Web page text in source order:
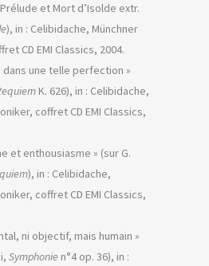
et Mort d’Isolde extr.
), in : Celibidache, Münchner
CD EMI Classics, 2004.
dans une telle perfection »
K. 626), in : Celibidache,
coffret CD EMI Classics,
et enthousiasme » (sur G.
), in : Celibidache,
coffret CD EMI Classics,
ni objectif, mais humain »
Symphonie n°4 op. 36), in :